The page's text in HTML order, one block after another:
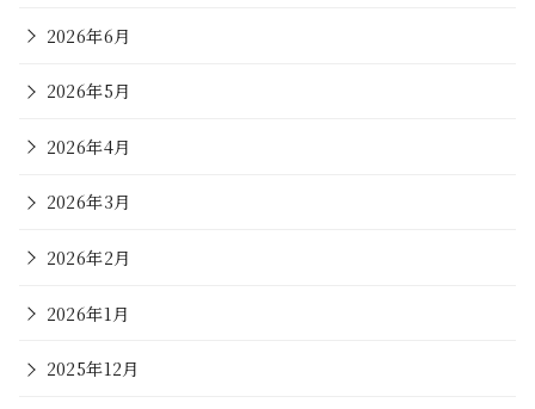
2026年6月
2026年5月
2026年4月
2026年3月
2026年2月
2026年1月
2025年12月